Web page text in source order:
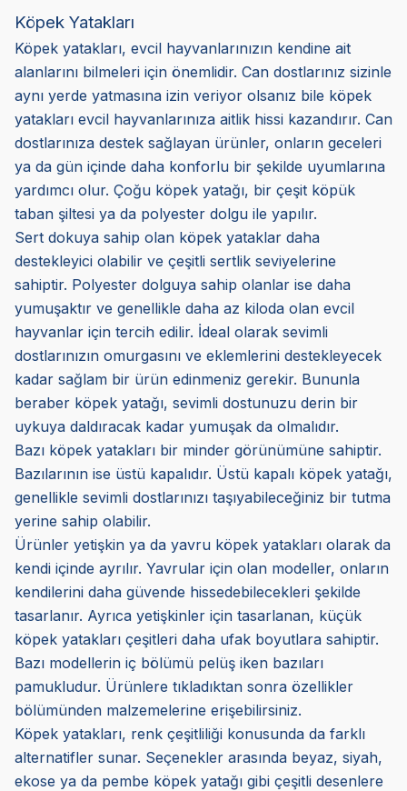
Köpek Yatakları
Köpek yatakları, evcil hayvanlarınızın kendine ait
alanlarını bilmeleri için önemlidir. Can dostlarınız sizinle
aynı yerde yatmasına izin veriyor olsanız bile köpek
yatakları evcil hayvanlarınıza aitlik hissi kazandırır. Can
dostlarınıza destek sağlayan ürünler, onların geceleri
ya da gün içinde daha konforlu bir şekilde uyumlarına
yardımcı olur. Çoğu köpek yatağı, bir çeşit köpük
taban şiltesi ya da polyester dolgu ile yapılır.
Sert dokuya sahip olan köpek yataklar daha
destekleyici olabilir ve çeşitli sertlik seviyelerine
sahiptir. Polyester dolguya sahip olanlar ise daha
yumuşaktır ve genellikle daha az kiloda olan evcil
hayvanlar için tercih edilir. İdeal olarak sevimli
dostlarınızın omurgasını ve eklemlerini destekleyecek
kadar sağlam bir ürün edinmeniz gerekir. Bununla
beraber köpek yatağı, sevimli dostunuzu derin bir
uykuya daldıracak kadar yumuşak da olmalıdır.
Bazı köpek yatakları bir minder görünümüne sahiptir.
Bazılarının ise üstü kapalıdır. Üstü kapalı köpek yatağı,
genellikle sevimli dostlarınızı taşıyabileceğiniz bir tutma
yerine sahip olabilir.
Ürünler yetişkin ya da yavru köpek yatakları olarak da
kendi içinde ayrılır. Yavrular için olan modeller, onların
kendilerini daha güvende hissedebilecekleri şekilde
tasarlanır. Ayrıca yetişkinler için tasarlanan, küçük
köpek yatakları çeşitleri daha ufak boyutlara sahiptir.
Bazı modellerin iç bölümü pelüş iken bazıları
pamukludur. Ürünlere tıkladıktan sonra özellikler
bölümünden malzemelerine erişebilirsiniz.
Köpek yatakları, renk çeşitliliği konusunda da farklı
alternatifler sunar. Seçenekler arasında beyaz, siyah,
ekose ya da pembe köpek yatağı gibi çeşitli desenlere